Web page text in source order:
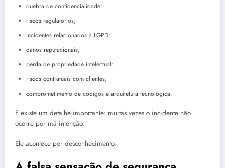
quebra de confidencialidade;
riscos regulatórios;
incidentes relacionados à LGPD;
danos reputacionais;
perda de propriedade intelectual;
riscos contratuais com clientes;
comprometimento de códigos e arquitetura tecnológica.
E existe um detalhe importante: muitas vezes o incidente não
ocorre por má intenção.
Ele acontece por desconhecimento.